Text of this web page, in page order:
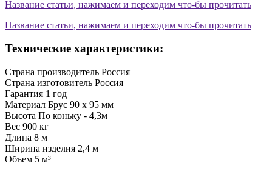
Название статьи, нажимаем и переходим что-бы прочитать
Название статьи, нажимаем и переходим что-бы прочитать
Технические характеристики:
Страна производитель Россия
Страна изготовитель Россия
Гарантия 1 год
Материал Брус 90 х 95 мм
Высота По коньку - 4,3м
Вес 900 кг
Длина 8 м
Ширина изделия 2,4 м
Объем 5 м³